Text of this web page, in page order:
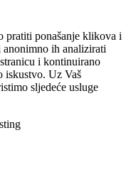
pratiti ponašanje klikova i
anonimno ih analizirati
i kontinuirano
iskustvo. Uz Vaš
sljedeće usluge